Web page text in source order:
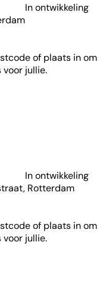
In ontwikkeling
of plaats in om
jullie.
In ontwikkeling
Rotterdam
of plaats in om
jullie.